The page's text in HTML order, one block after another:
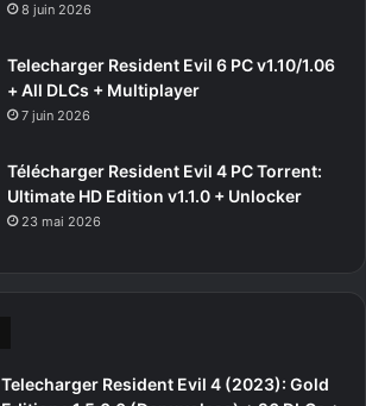
8 juin 2026
Telecharger Resident Evil 6 PC v1.10/1.06
+ All DLCs + Multiplayer
7 juin 2026
Télécharger Resident Evil 4 PC Torrent:
Ultimate HD Edition v1.1.0 + Unlocker
23 mai 2026
Telecharger Resident Evil 4 (2023): Gold